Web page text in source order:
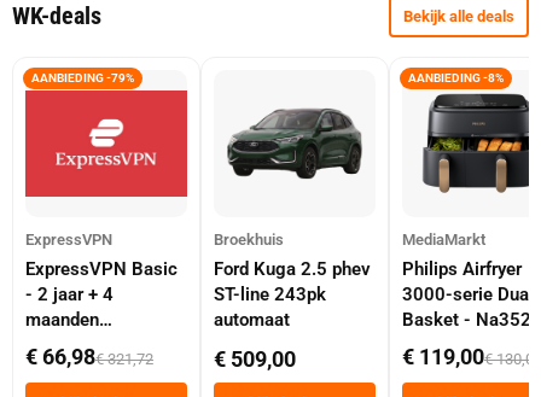
WK-deals Bekijk alle deals
AANBIEDING -79%
ExpressVPN
ExpressVPN Basic
- 2 jaar + 4
maanden
abonnement
€ 66,98€ 321,72
Broekhuis
Ford Kuga 2.5 phev
ST-line 243pk
automaat
€ 509,00
AANBIEDING -8%
MediaMarkt
Philips Airfryer
3000-serie Dual
Basket -
Dubbele Mand 9
Tot 6 Personen
€ 119,00€ 130,00